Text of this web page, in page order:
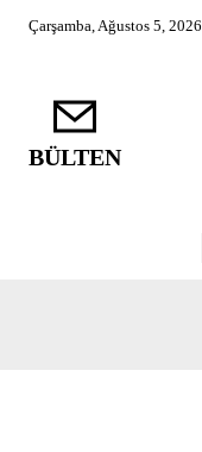
Çarşamba, Ağustos 5, 2026
BÜLTEN